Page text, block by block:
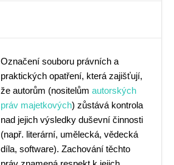
Označení souboru právních a
praktických opatření, která zajišťují,
že autorům (nositelům autorských
práv majetkových) zůstává kontrola
nad jejich výsledky duševní činnosti
(např. literární, umělecká, vědecká
díla, software). Zachování těchto